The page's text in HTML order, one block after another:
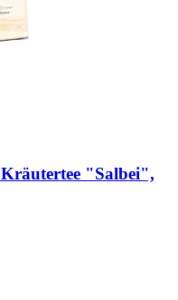
Kräutertee "Salbei",